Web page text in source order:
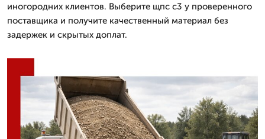
иногородних клиентов. Выберите щпс с3 у проверенного
поставщика и получите качественный материал без
задержек и скрытых доплат.